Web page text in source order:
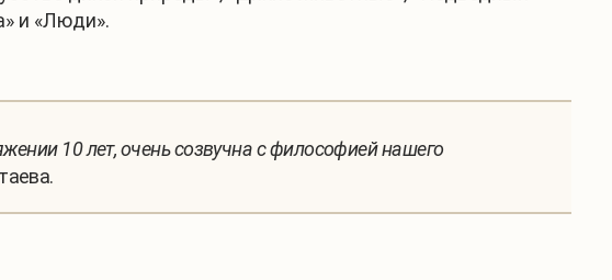
и «Люди».
10 лет, очень созвучна с философией нашего